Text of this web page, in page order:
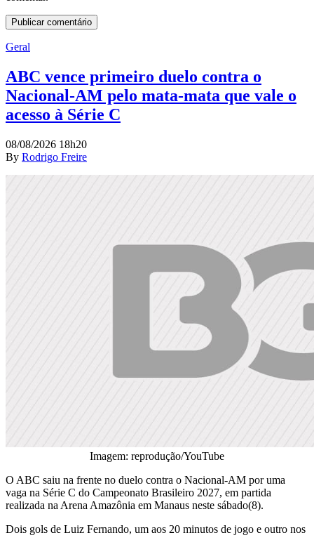
Geral
ABC vence primeiro duelo contra o
Nacional-AM pelo mata-mata que vale o
acesso à Série C
08/08/2026 18h20
By Rodrigo Freire
Imagem: reprodução/YouTube
O ABC saiu na frente no duelo contra o Nacional-AM por uma
vaga na Série C do Campeonato Brasileiro 2027, em partida
realizada na Arena Amazônia em Manaus neste sábado(8).
Dois gols de Luiz Fernando, um aos 20 minutos de jogo e outro nos